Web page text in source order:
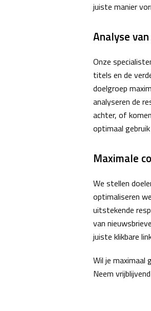
juiste manier
Analyse
Onze
titels en de
doelgroep
analyseren de
achter, of
optimaal
Maximale
We stellen
optimaliseren
uitstekende
van
juiste klikbare
Wil je maximaal
Neem